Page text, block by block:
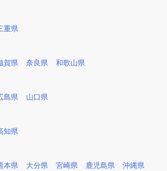
重県
賀県 奈良県 和歌山県
島県 山口県
知県
本県 大分県 宮崎県 鹿児島県 沖縄県